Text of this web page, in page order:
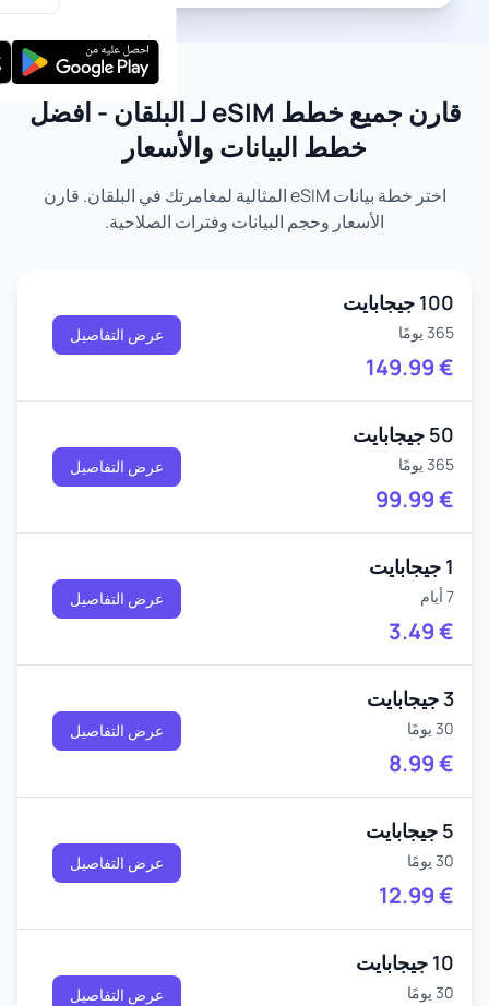
قارن جميع خطط eSIM لـ البلقان - أفضل
خطط البيانات والأسعار
اختر خطة بيانات eSIM المثالية لمغامرتك في البلقان. قارن
الأسعار وحجم البيانات وفترات الصلاحية.
100 جيجابايت
365 يومًا
149.99€
عرض التفاصيل
50 جيجابايت
365 يومًا
99.99€
عرض التفاصيل
1 جيجابايت
7 أيام
3.49€
عرض التفاصيل
3 جيجابايت
30 يومًا
8.99€
عرض التفاصيل
5 جيجابايت
30 يومًا
12.99€
عرض التفاصيل
10 جيجابايت
30 يومًا عرض التفاصيل